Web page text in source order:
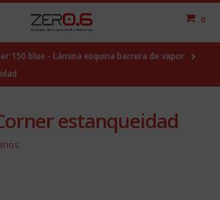
0
150 blue - Lámina esquina barrera de vapor
estanqueidad